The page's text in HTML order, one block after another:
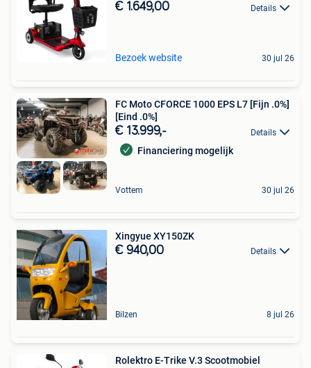
€ 1.649,00 Details
Bezoek website 30 jul 26
FC Moto CFORCE 1000 EPS L7 [Fijn .0%]
[Eind .0%]
€ 13.999,- Details
Financiering mogelijk
Vottem 30 jul 26
Xingyue XY150ZK
€ 940,00 Details
Bilzen 8 jul 26
Rolektro E-Trike V.3 Scootmobiel